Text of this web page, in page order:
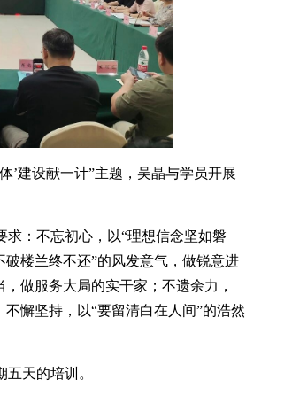
’建设献一计”主题，吴晶与学员开展
：不忘初心，以“理想信念坚如磐
楼兰终不还”的风发意气，做锐意进
做服务大局的实干家；不遗余力，
懈坚持，以“要留清白在人间”的浩然
天的培训。